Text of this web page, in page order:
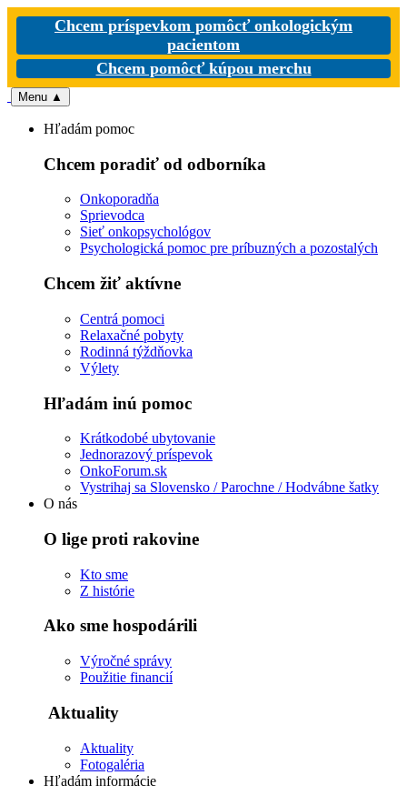
Chcem príspevkom pomôcť onkologickým
pacientom
Chcem pomôcť kúpou merchu
Menu ▲
Hľadám pomoc
Chcem poradiť od odborníka
Onkoporadňa
Sprievodca
Sieť onkopsychológov
Psychologická pomoc pre príbuzných a pozostalých
Chcem žiť aktívne
Centrá pomoci
Relaxačné pobyty
Rodinná týždňovka
Výlety
Hľadám inú pomoc
Krátkodobé ubytovanie
Jednorazový príspevok
OnkoForum.sk
Vystrihaj sa Slovensko / Parochne / Hodvábne šatky
O nás
O lige proti rakovine
Kto sme
Z histórie
Ako sme hospodárili
Výročné správy
Použitie financií
Aktuality
Aktuality
Fotogaléria
Hľadám informácie